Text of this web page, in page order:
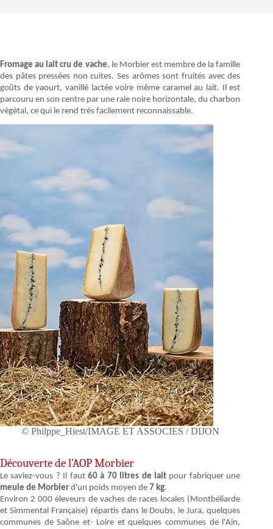
Fromage au lait cru de vache, le Morbier est membre de la famille
des pâtes pressées non cuites. Ses arômes sont fruités avec des
goûts de yaourt, vanillé lactée voire même caramel au lait. Il est
parcouru en son centre par une raie noire horizontale, du charbon
végétal, ce qui le rend très facilement reconnaissable.
© Philppe_Hiest/IMAGE ET ASSOCIES / DIJON
Découverte de l’AOP Morbier
Le saviez-vous ? Il faut60 à 70 litres de lait pour fabriquer une
meule de Morbier d'un poids moyen de 7 kg.
Environ 2 000 éleveurs de vaches de races locales (Montbéliarde
et Simmental Française) répartis dans le Doubs, le Jura, quelques
communes de Saône et- Loire et quelques communes de l'Ain,